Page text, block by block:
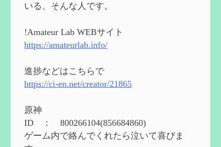
2024/05/12
能と3凸までを更新
2024/05/11
eを3BBB化してみた
2024/04/26
2024/04/03
第４８回 ヌヴィレットの性能と凸比較
更新
いる、そんな人です。
!Amateur Lab WEBサイト
https://amateurlab.info/
進捗などはこちらで
https://ci-en.net/creator/21865
原神
ID ： 800266104(856684860)
ゲーム内で絡んでくれたら泣いて喜びま